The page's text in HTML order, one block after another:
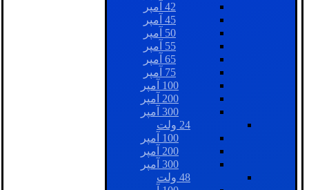
42 آمپر
45 آمپر
50 آمپر
55 آمپر
65 آمپر
75 آمپر
100 آمپر
200 آمپر
300 آمپر
24 ولت
100 آمپر
200 آمپر
300 آمپر
48 ولت